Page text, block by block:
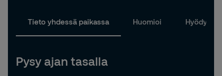
Tieto yhdessä paikassa Huomioi Hyödynnä
Pysy ajan tasalla